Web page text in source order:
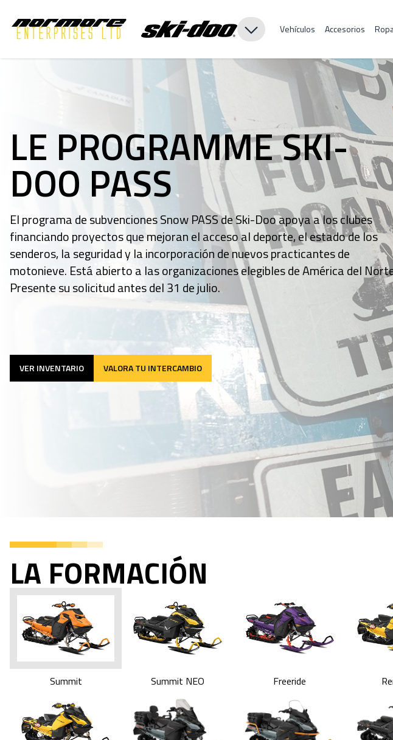
Vehículos Accesorios
LE PROGRAMME SKI-
DOO PASS
El programa de subvenciones Snow PASS de Ski-Doo apoya a los clubes
financiando proyectos que mejoran el acceso al deporte, el estado de los
senderos, la seguridad y la incorporación de nuevos practicantes de
motonieve. Está abierto a las organizaciones elegibles de América del
Presente su solicitud antes del 31 de julio.
VER INVENTARIO VALORA TU INTERCAMBIO
LA FORMACIÓN
Summit Summit NEO Freeride